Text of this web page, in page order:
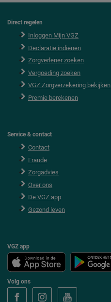
Direct regelen
Inloggen Mijn VGZ
Declaratie indienen
Zorgverlener zoeken
Vergoeding zoeken
VGZ Zorgverzekering bekijken
Premie berekenen
Service & contact
Contact
Fraude
Zorgadvies
Over ons
De VGZ app
Gezond leven
VGZ app
Volg ons